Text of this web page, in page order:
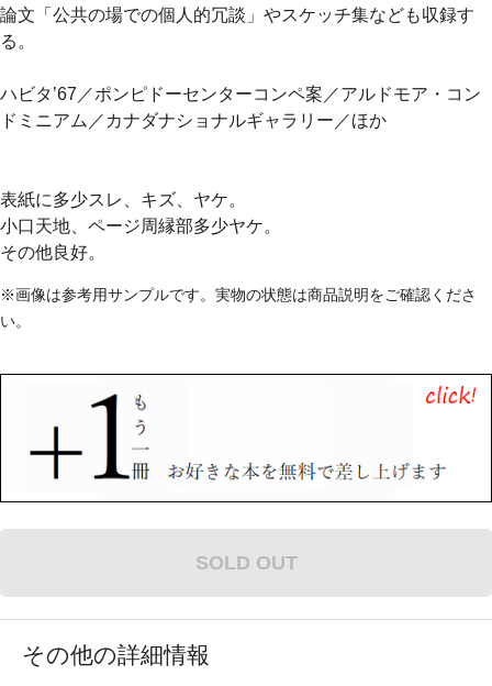
論文「公共の場での個人的冗談」やスケッチ集なども収録す
る。
ハビタ’67／ポンピドーセンターコンペ案／アルドモア・コン
ドミニアム／カナダナショナルギャラリー／ほか
表紙に多少スレ、キズ、ヤケ。
小口天地、ページ周縁部多少ヤケ。
その他良好。
※画像は参考用サンプルです。実物の状態は商品説明をご確認くださ
い。
SOLD OUT
その他の詳細情報